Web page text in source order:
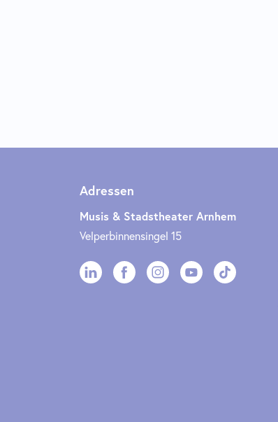
Adressen
Musis & Stadstheater Arnhem
Velperbinnensingel 15